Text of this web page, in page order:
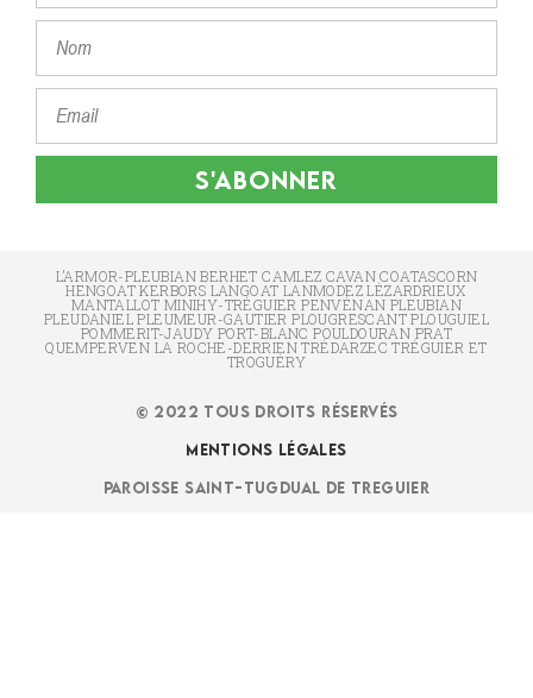
S'ABONNER
L’ARMOR-PLEUBIAN BERHET CAMLEZ CAVAN COATASCORN
HENGOAT KERBORS LANGOAT LANMODEZ LÉZARDRIEUX
MANTALLOT MINIHY-TRÉGUIER PENVÉNAN PLEUBIAN
PLEUDANIEL PLEUMEUR-GAUTIER PLOUGRESCANT PLOUGUIEL
POMMERIT-JAUDY PORT-BLANC POULDOURAN PRAT
QUEMPERVEN LA ROCHE-DERRIEN TRÉDARZEC TRÉGUIER ET
TROGUÉRY
© 2022 TOUS DROITS RÉSERVÉS
MENTIONS LÉGALES
PAROISSE SAINT-TUGDUAL DE TREGUIER